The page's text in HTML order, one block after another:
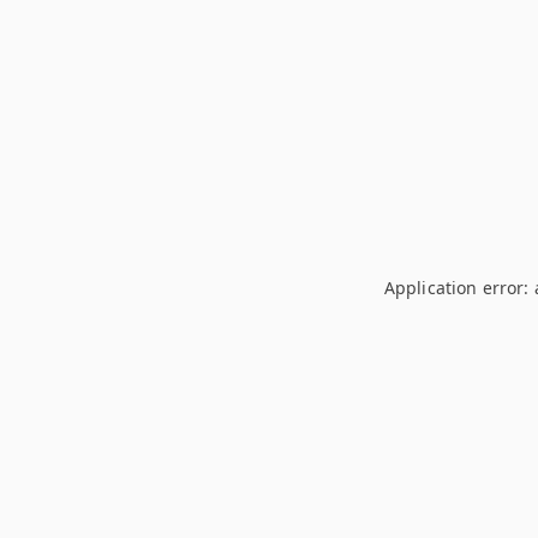
Application error: